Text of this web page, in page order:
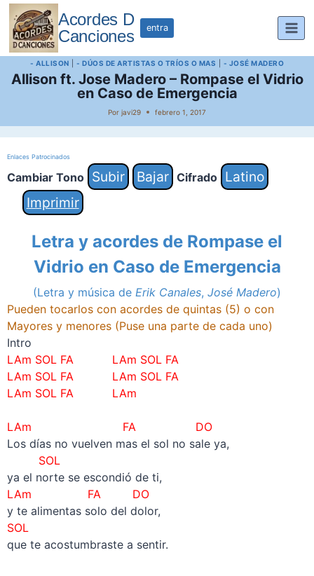
Saltar
contenido
Acordes D
Canciones
entra
- ALLISON - DÚOS DE ARTISTAS O TRÍOS O MAS - JOSÉ MADERO
Allison ft. Jose Madero – Rompase el Vidrio
en Caso de Emergencia
Por javi29 febrero 1, 2017
Enlaces Patrocinados
Cambiar Tono Subir Bajar Cifrado
Latino
Imprimir
Letra y acordes de Rompase el
Vidrio en Caso de Emergencia
(Letra y música de Erik Canales, José Madero)
Pueden tocarlos con acordes de quintas (5) o con
Mayores y menores (Puse una parte de cada uno)
Intro
LAm SOL FA LAm SOL FA
LAm SOL FA LAm SOL FA
LAm SOL FA LAm
LAm FA DO
Los días no vuelven mas el sol no sale ya,
SOL
ya el norte se escondió de ti,
LAm
FA DO
y te alimentas solo del dolor,
SOL
que te acostumbraste a sentir.